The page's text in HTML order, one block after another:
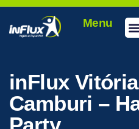
Menu
inFlux
Camburi –